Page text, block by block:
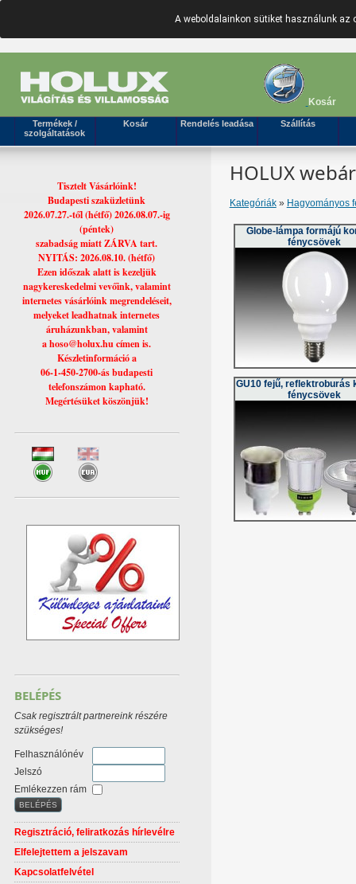
A weboldalainkon sütiket használunk
Kosár
Termékek /
szolgáltatások
Kosár Rendelés leadása Szállítás
HOLUX
Kategóriák» Hagyományos
Globe-lámpa formájú
fénycsövek
GU10 fejű, reflektroburás
fénycsövek
Tisztelt Vásárlóink!
Budapesti szaküzletünk
2026.07.27.-től (hétfő) 2026.08.07.-ig
(péntek)
szabadság miatt ZÁRVA tart.
NYITÁS: 2026.08.10. (hétfő)
Ezen időszak alatt is kezeljük
nagykereskedelmi vevőink, valamint
internetes vásárlóink megrendeléseit,
melyeket leadhatnak internetes
áruházunkban, valamint
a hoso@holux.hu címen is.
Készletinformáció a
06-1-450-2700-ás budapesti
telefonszámon kapható.
Megértésüket köszönjük!
BELÉPÉS
Csak regisztrált partnereink részére
szükséges!
Felhasználónév
Jelszó
Emlékezzen rám
Regisztráció, feliratkozás hírlevélre
Elfelejtettem a jelszavam
Kapcsolatfelvétel